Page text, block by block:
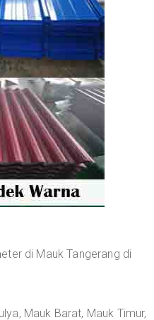
di Mauk Tangerang di
Mauk Barat, Mauk Timur,